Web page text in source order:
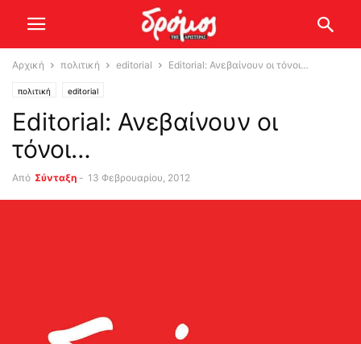
Αρχική πολιτική editorial Editorial: Ανεβαίνουν οι τόνοι…
πολιτική editorial
Editorial: Ανεβαίνουν οι
τόνοι…
Από Σύνταξη - 13 Φεβρουαρίου, 2012